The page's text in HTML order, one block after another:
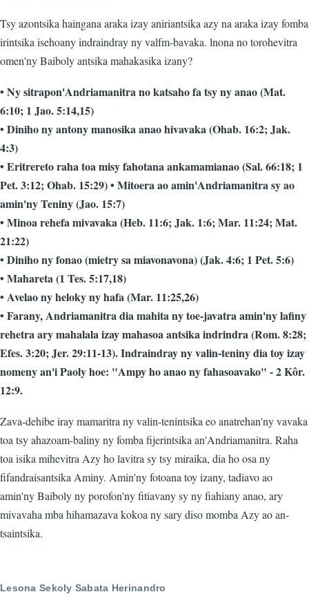
Tsy azontsika haingana araka izay aniriantsika azy na araka izay fomba
irintsika isehoany indraindray ny valfm-bavaka. lnona no torohevitra
omen'ny Baiboly antsika mahakasika izany?
• Ny sitrapon'Andriamanitra no katsaho fa tsy ny anao (Mat.
6:10; 1 Jao. 5:14,15)
• Diniho ny antony manosika anao hivavaka (Ohab. 16:2; Jak.
4:3)
• Eritrereto raha toa misy fahotana ankamamianao (Sal. 66:18; 1
Pet. 3:12; Ohab. 15:29) • Mitoera ao amin'Andriamanitra sy ao
amin'ny Teniny (Jao. 15:7)
• Minoa rehefa mivavaka (Heb. 11:6; Jak. 1:6; Mar. 11:24; Mat.
21:22)
• Diniho ny fonao (mietry sa miavonavona) (Jak. 4:6; 1 Pet. 5:6)
• Mahareta (1 Tes. 5:17,18)
• Avelao ny heloky ny hafa (Mar. 11:25,26)
• Farany, Andriamanitra dia mahita ny toe-javatra amin'ny lafiny
rehetra ary mahalala izay mahasoa antsika indrindra (Rom. 8:28;
Efes. 3:20; Jer. 29:11-13). Indraindray ny valin-teniny dia toy izay
nomeny an'i Paoly hoe: "Ampy ho anao ny fahasoavako" - 2 Kôr.
12:9.
Zava-dehibe iray mamaritra ny valin-tenintsika eo anatrehan'ny vavaka
toa tsy ahazoam-baliny ny fomba fijerintsika an'Andriamanitra. Raha
toa isika mihevitra Azy ho lavitra sy tsy miraika, dia ho osa ny
fifandraisantsika Aminy. Amin'ny fotoana toy izany, tadiavo ao
amin'ny Baiboly ny porofon'ny fitiavany sy ny fiahiany anao, ary
mivavaha mba hihamazava kokoa ny sary diso momba Azy ao an-
tsaintsika.
Lesona Sekoly Sabata Herinandro